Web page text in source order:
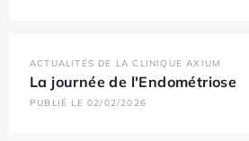
ACTUALITÉS DE LA CLINIQUE AXIUM
La journée de l'Endométriose
PUBLIÉ LE 02/02/2026